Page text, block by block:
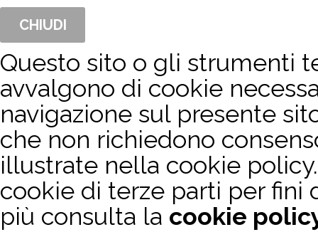
CHIUDI
Questo sito o gli strumenti
avvalgono di cookie
navigazione sul presente
che non richiedono
illustrate nella cookie
cookie di terze parti per fini
più consulta la cookie